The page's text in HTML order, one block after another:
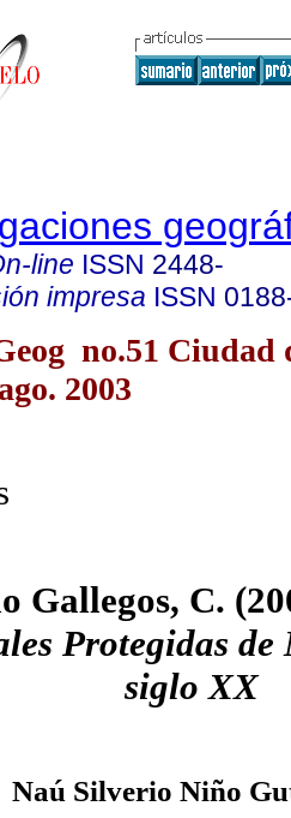
line ISSN 2448-
impresa ISSN
no.51 Ciudad
2003
Gallegos, C.
Protegidas de
siglo XX
Naú Silverio Niño